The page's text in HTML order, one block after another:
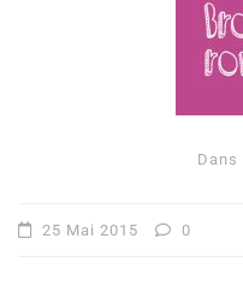
Dans
25 Mai 2015 0